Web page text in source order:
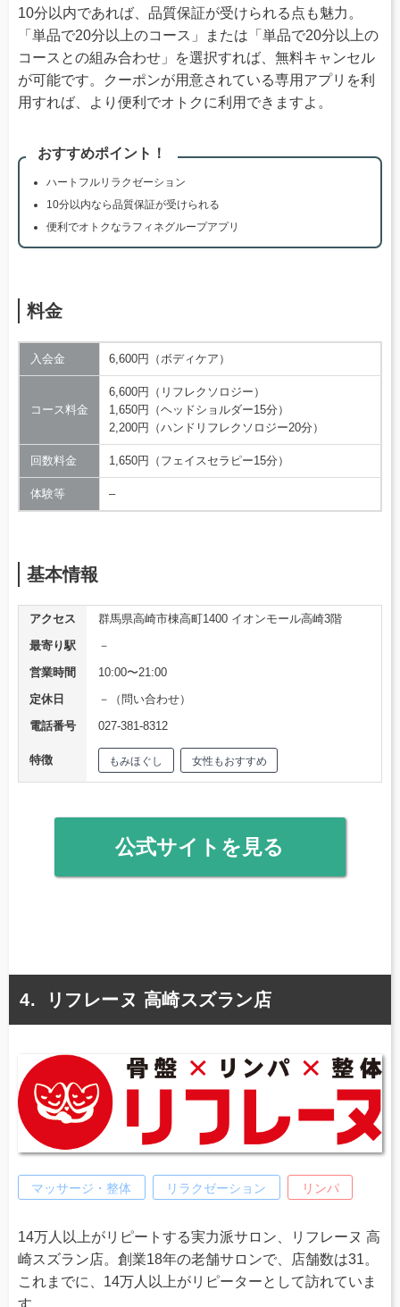
10分以内であれば、品質保証が受けられる点も魅力。
「単品で20分以上のコース」または「単品で20分以上の
コースとの組み合わせ」を選択すれば、無料キャンセル
が可能です。クーポンが用意されている専用アプリを利
用すれば、より便利でオトクに利用できますよ。
おすすめポイント！
ハートフルリラクゼーション
10分以内なら品質保証が受けられる
便利でオトクなラフィネグループアプリ
料金
入会金 6,600円（ボディケア）
コース料金
6,600円（リフレクソロジー）
1,650円（ヘッドショルダー15分）
2,200円（ハンドリフレクソロジー20分）
回数料金 1,650円（フェイスセラピー15分）
体験等 –
基本情報
アクセス
群馬県高崎市棟高町1400 イオンモール高崎3階
最寄り駅
－
営業時間
10:00〜21:00
定休日
－（問い合わせ）
電話番号
027-381-8312
特徴 もみほぐし 女性もおすすめ
公式サイトを見る
リフレーヌ 高崎スズラン店
マッサージ・整体 リラクゼーション リンパ
14万人以上がリピートする実力派サロン、リフレーヌ 高
崎スズラン店。創業18年の老舗サロンで、店舗数は31。
これまでに、14万人以上がリピーターとして訪れていま
す。